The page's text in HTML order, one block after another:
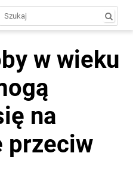
w wieku
na
przeciw